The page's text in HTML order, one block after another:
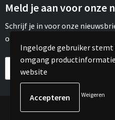
Meld je aan voor onze
Schrijf je in voor onze
onze leuke aanbiedingen of
© Copyright
Ingelogde gebruiker stemt
omgang
website
Weigeren